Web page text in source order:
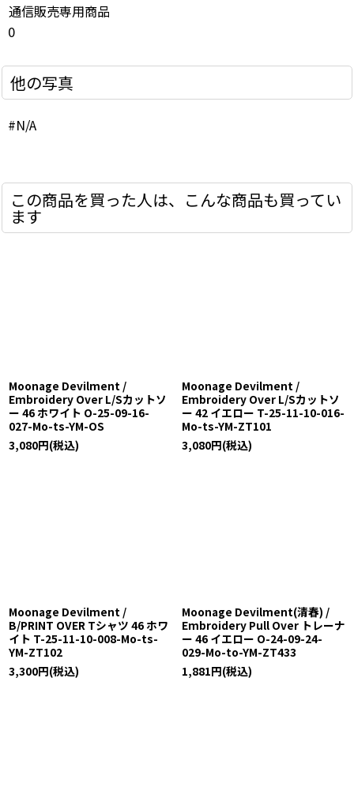
通信販売専用商品
0
他の写真
#N/A
この商品を買った人は、こんな商品も買ってい
ます
Moonage Devilment /
Embroidery Over L/Sカットソ
ー 46 ホワイト O-25-09-16-
027-Mo-ts-YM-OS
3,080円(税込)
Moonage Devilment /
Embroidery Over L/Sカットソ
ー 42 イエロー T-25-11-10-016-
Mo-ts-YM-ZT101
3,080円(税込)
Moonage Devilment /
B/PRINT OVER Tシャツ 46 ホワ
イト T-25-11-10-008-Mo-ts-
YM-ZT102
3,300円(税込)
Moonage Devilment(清春) /
Embroidery Pull Over トレーナ
ー 46 イエロー O-24-09-24-
029-Mo-to-YM-ZT433
1,881円(税込)